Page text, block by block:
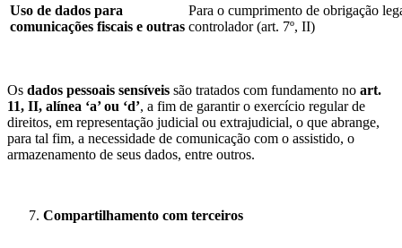
Uso de dados para
comunicações fiscais e outras
Para o cumprimento de obrigação
controlador (art. 7º, II)
Os dados pessoais sensíveis são tratados com fundamento no art.
11, II, alínea ‘a’ ou ‘d’, a fim de garantir o exercício regular de
direitos, em representação judicial ou extrajudicial, o que abrange,
para tal fim, a necessidade de comunicação com o assistido, o
armazenamento de seus dados, entre outros.
Compartilhamento com terceiros